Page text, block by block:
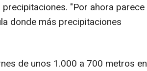
"Por ahora parece
donde más precipitaciones
de unos 1.000 a 700 metros en